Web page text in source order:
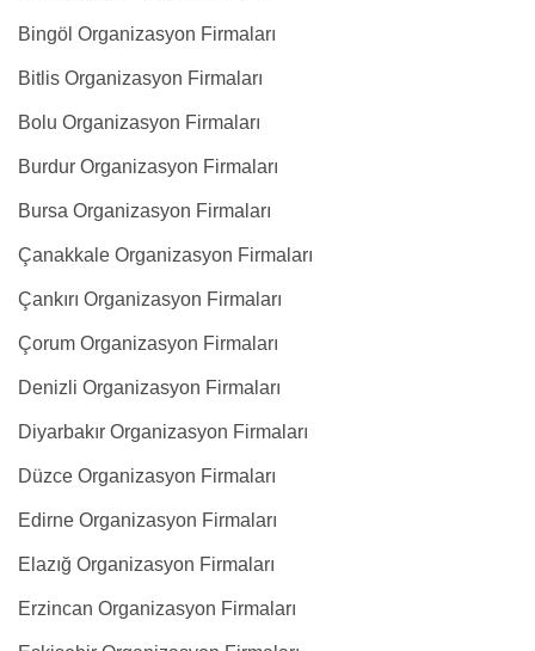
Bingöl Organizasyon Firmaları
Bitlis Organizasyon Firmaları
Bolu Organizasyon Firmaları
Burdur Organizasyon Firmaları
Bursa Organizasyon Firmaları
Çanakkale Organizasyon Firmaları
Çankırı Organizasyon Firmaları
Çorum Organizasyon Firmaları
Denizli Organizasyon Firmaları
Diyarbakır Organizasyon Firmaları
Düzce Organizasyon Firmaları
Edirne Organizasyon Firmaları
Elazığ Organizasyon Firmaları
Erzincan Organizasyon Firmaları